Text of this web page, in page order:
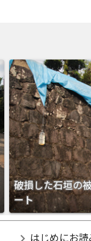
破損した石垣の
ート
はじめにお